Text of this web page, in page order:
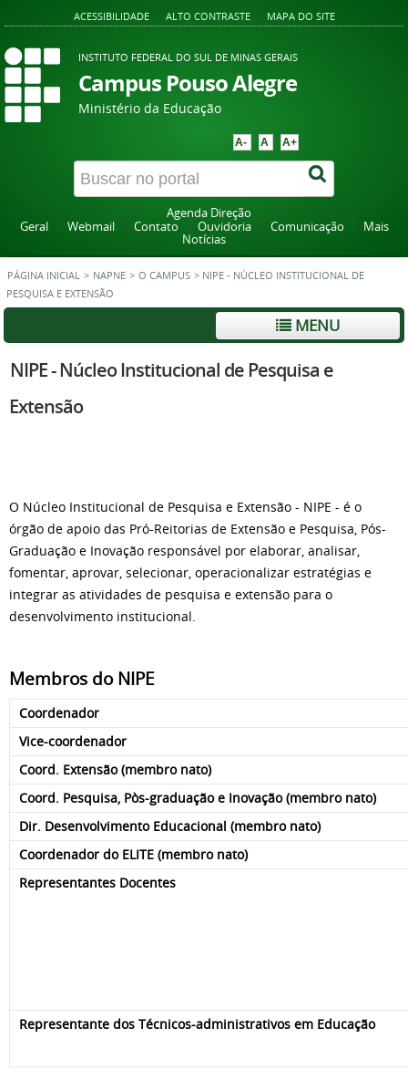
ACESSIBILIDADE ALTO CONTRASTE MAPA DO SITE
INSTITUTO FEDERAL DO SUL DE MINAS GERAIS
Campus Pouso Alegre
Ministério da Educação
A- A A+
Agenda Direção
Geral
Webmail Contato Ouvidoria Comunicação
Mais
Notícias
PÁGINA INICIAL > NAPNE > O CAMPUS > NIPE - NÚCLEO INSTITUCIONAL DE
PESQUISA E EXTENSÃO
MENU
NIPE - Núcleo Institucional de Pesquisa e
Extensão
O Núcleo Institucional de Pesquisa e Extensão - NIPE - é o
órgão de apoio das Pró-Reitorias de Extensão e Pesquisa, Pós-
Graduação e Inovação responsável por elaborar, analisar,
fomentar, aprovar, selecionar, operacionalizar estratégias e
integrar as atividades de pesquisa e extensão para o
desenvolvimento institucional.
Membros do NIPE
Coordenador
Vice-coordenador
Coord. Extensão (membro nato)
Coord. Pesquisa, Pòs-graduação e Inovação (membro nato)
Dir. Desenvolvimento Educacional (membro nato)
Coordenador do ELITE (membro nato)
Representantes Docentes
Representante dos Técnicos-administrativos em Educação